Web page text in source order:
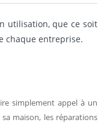
utilisation, que ce soit
chaque entreprise.
simplement appel à un
maison, les réparations